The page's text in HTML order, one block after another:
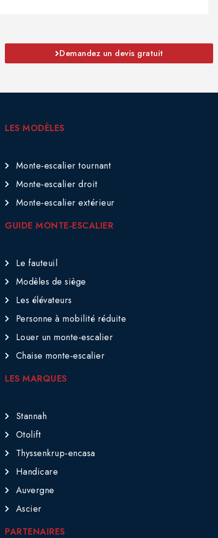
Demandez un devis gratuit
LES MODÈLES
Monte-escalier tournant
Monte-escalier droit
Monte-escalier extérieur
GUIDE MONTE-ESCALIER
Le fauteuil
Modèles de siège
Les élévateurs
Personne à mobilité réduite
Louer un monte-escalier
Chaise monte-escalier
LES MARQUES
Stannah
Otolift
Thyssenkrup-encasa
Handicare
Auvergne
Ascier
PARTENAIRES